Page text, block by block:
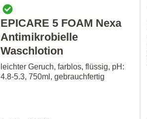
EPICARE 5 FOAM Nexa
Antimikrobielle
Waschlotion
leichter Geruch, farblos, flüssig, pH:
4.8-5.3, 750ml, gebrauchfertig